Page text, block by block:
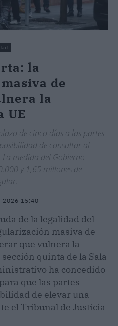
la
de
la
UE
de cinco días a las partes
de consultar al
La medida del Gobierno
y 1,65 millones de
15:40
de la legalidad del
masiva de
que vulnera la
quinta de la Sala
ha concedido
que las partes
de elevar una
el Tribunal de Justicia